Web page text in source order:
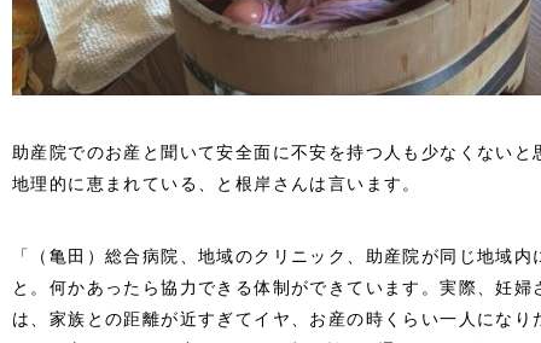
助産院でのお産と聞いて安全面に不安を持つ人も少なくない
地理的に恵まれている、と根岸さんは言います。
「（亀田）総合病院、地域のクリニック、助産院が同じ地域
と。何かあったら協力できる体制ができています。実際、妊
は、家族との距離が近すぎてイヤ、お産の時くらい一人にな